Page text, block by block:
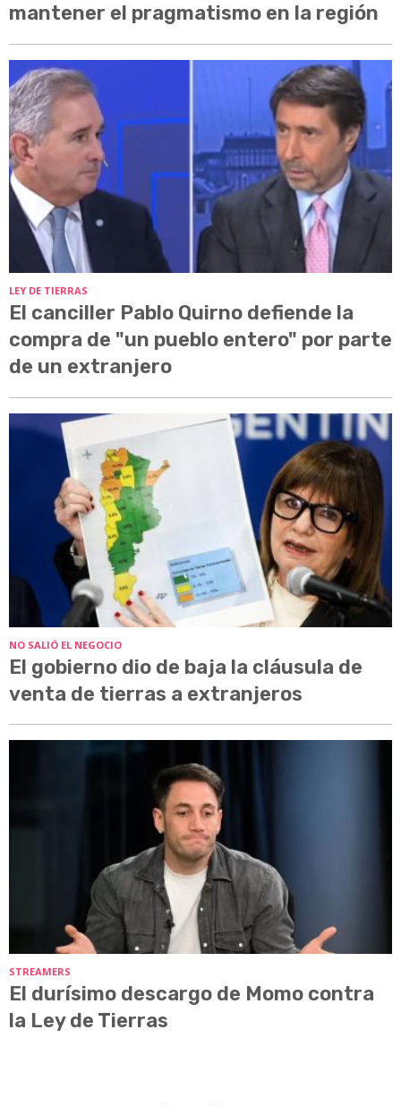
mantener el pragmatismo en la región
LEY DE TIERRAS
El canciller Pablo Quirno defiende la
compra de "un pueblo entero" por parte
de un extranjero
NO SALIÓ EL NEGOCIO
El gobierno dio de baja la cláusula de
venta de tierras a extranjeros
STREAMERS
El durísimo descargo de Momo contra
la Ley de Tierras